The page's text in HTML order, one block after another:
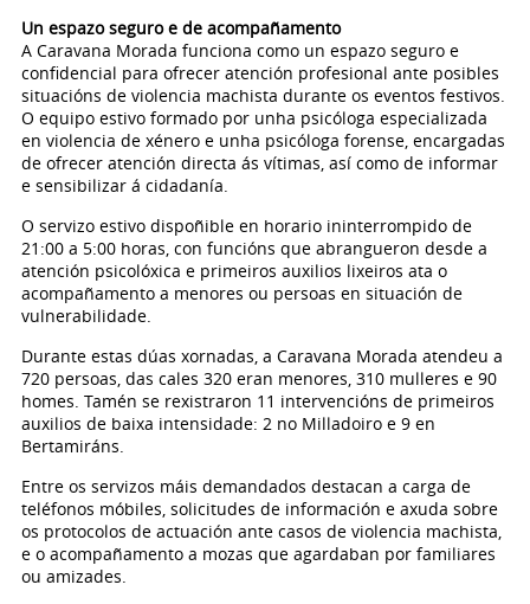
Un espazo seguro e de acompañamento
A Caravana Morada funciona como un espazo seguro e
confidencial para ofrecer atención profesional ante posibles
situacións de violencia machista durante os eventos festivos.
O equipo estivo formado por unha psicóloga especializada
en violencia de xénero e unha psicóloga forense, encargadas
de ofrecer atención directa ás vítimas, así como de informar
e sensibilizar á cidadanía.
O servizo estivo dispoñible en horario ininterrompido de
21:00 a 5:00 horas, con funcións que abrangueron desde a
atención psicolóxica e primeiros auxilios lixeiros ata o
acompañamento a menores ou persoas en situación de
vulnerabilidade.
Durante estas dúas xornadas, a Caravana Morada atendeu a
720 persoas, das cales 320 eran menores, 310 mulleres e 90
homes. Tamén se rexistraron 11 intervencións de primeiros
auxilios de baixa intensidade: 2 no Milladoiro e 9 en
Bertamiráns.
Entre os servizos máis demandados destacan a carga de
teléfonos móbiles, solicitudes de información e axuda sobre
os protocolos de actuación ante casos de violencia machista,
e o acompañamento a mozas que agardaban por familiares
ou amizades.